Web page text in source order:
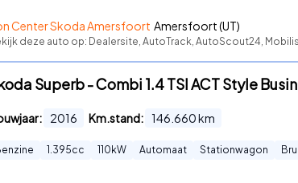
Center Skoda Amersfoort Amersfoort (UT)
deze auto op: Dealersite, AutoTrack, AutoScout24,
Superb - Combi 1.4 TSI ACT Style
2016 Km.stand: 146.660km
1.395cc 110 kW Automaat Stationwagon